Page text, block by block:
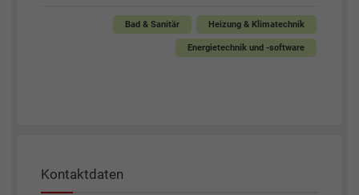
Bad & Sanitär Heizung & Klimatechnik
Energietechnik und -software
Kontaktdaten